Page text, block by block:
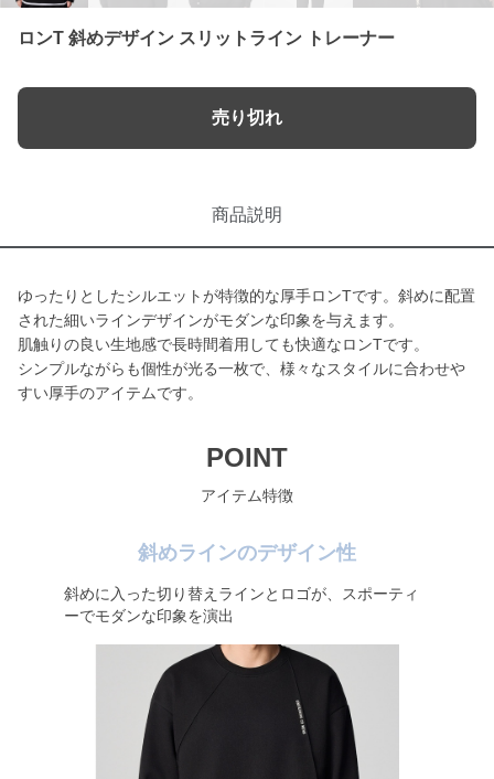
ロンT 斜めデザイン スリットライン トレーナー
売り切れ
商品説明
ゆったりとしたシルエットが特徴的な厚手ロンTです。斜めに配置
された細いラインデザインがモダンな印象を与えます。
肌触りの良い生地感で長時間着用しても快適なロンTです。
シンプルながらも個性が光る一枚で、様々なスタイルに合わせや
すい厚手のアイテムです。
POINT
アイテム特徴
斜めラインのデザイン性
斜めに入った切り替えラインとロゴが、スポーティ
ーでモダンな印象を演出